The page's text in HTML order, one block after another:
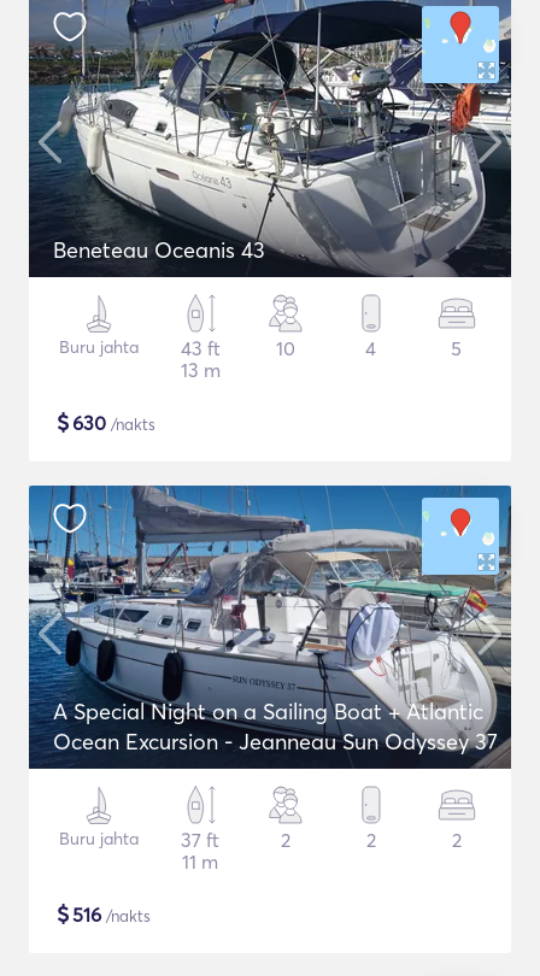
Beneteau Oceanis 43
Buru jahta
43 ft
13 m
10 4 5
$630 /nakts
A Special Night on a Sailing Boat + Atlantic
Ocean Excursion - Jeanneau Sun Odyssey 37
Buru jahta
37 ft
11 m
2 2 2
$516 /nakts